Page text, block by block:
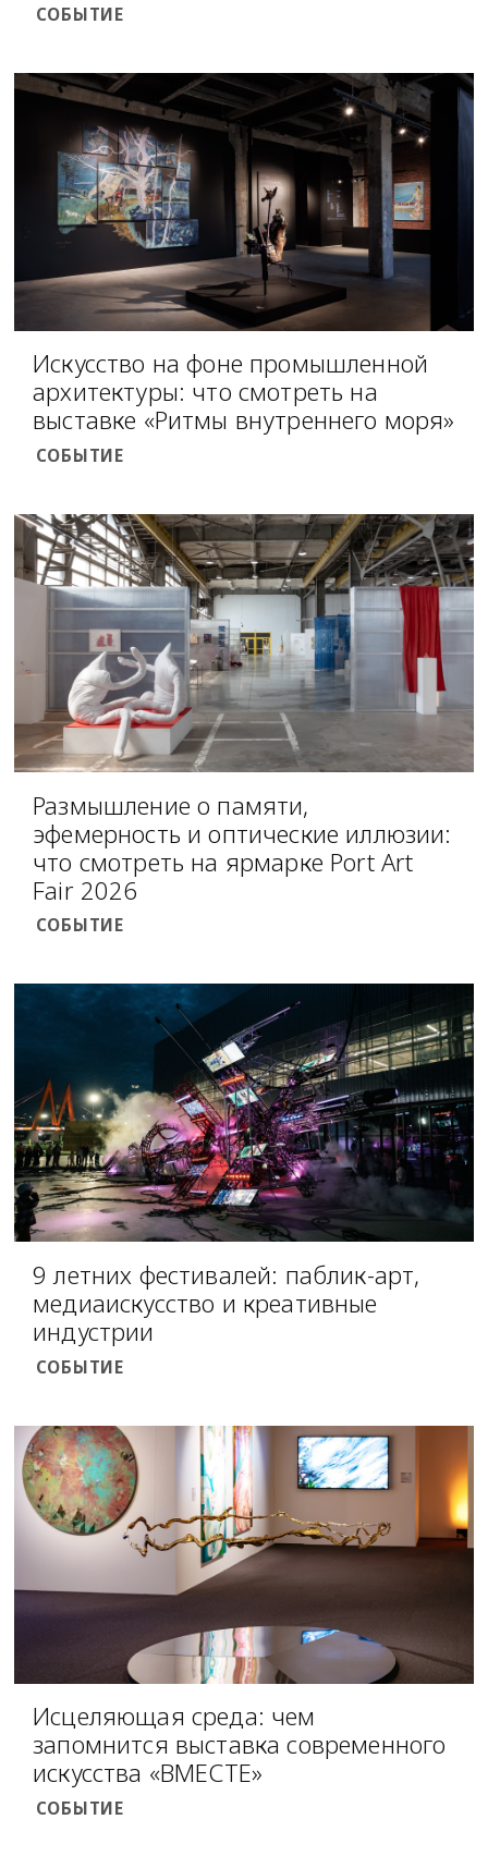
СОБЫТИЕ
Искусство на фоне промышленной
архитектуры: что смотреть на
выставке «Ритмы внутреннего моря»
СОБЫТИЕ
Размышление о памяти,
эфемерность и оптические иллюзии:
что смотреть на ярмарке Port Art
Fair 2026
СОБЫТИЕ
9 летних фестивалей: паблик-арт,
медиаискусство и креативные
индустрии
СОБЫТИЕ
Исцеляющая среда: чем
запомнится выставка современного
искусства «ВМЕСТЕ»
СОБЫТИЕ